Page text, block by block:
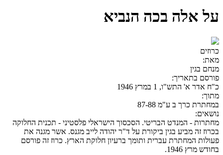
על אלה בכה הנביא
כרוזים
מאת:
מנחם בגין
פורסם בתאריך:
כ"ח אדר א' התש"ו, 1 במרץ 1946
מתוך:
במחתרת כרך ב ע"מ 87-88
נושאים:
מחתרות - המנדט הבריטי. הסכסוך הישראלי פלסטיני - תכנית החלוקה
בכרוז זה מביע בגין ביקורת על ד"ר יהודה לייב מגנס. אשר מגנה את
פעולות המחתרת עברית ותומך ברעיון חלוקת הארץ. כרוז זה פורסם
בחודש מרץ 1946.